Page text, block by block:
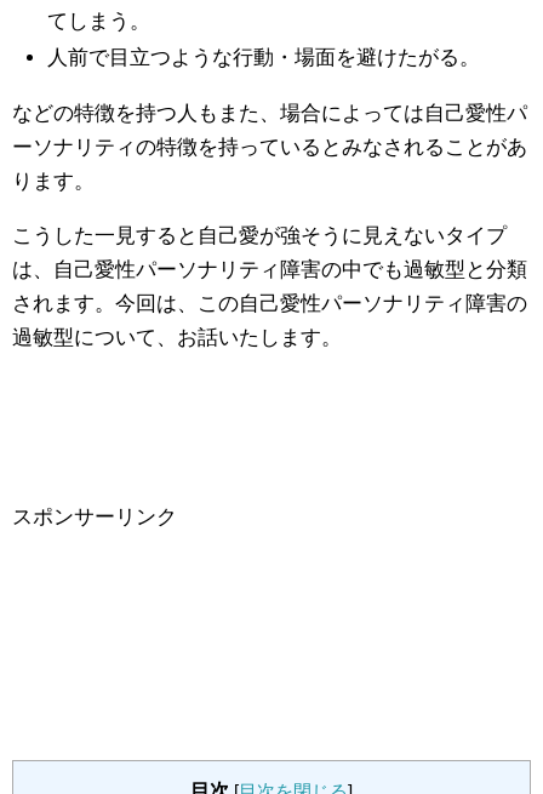
てしまう。
人前で目立つような行動・場面を避けたがる。
などの特徴を持つ人もまた、場合によっては自己愛性パ
ーソナリティの特徴を持っているとみなされることがあ
ります。
こうした一見すると自己愛が強そうに見えないタイプ
は、自己愛性パーソナリティ障害の中でも過敏型と分類
されます。今回は、この自己愛性パーソナリティ障害の
過敏型について、お話いたします。
スポンサーリンク